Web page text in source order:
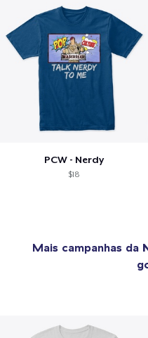
PCW - Nerdy
$18
Mais campanhas da